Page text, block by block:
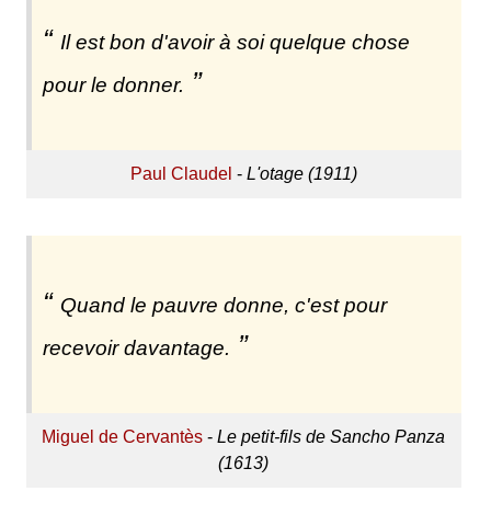
Il est bon d'avoir à soi quelque chose
pour le donner.
Paul Claudel - L'otage (1911)
Quand le pauvre donne, c'est pour
recevoir davantage.
Miguel de Cervantès -Le petit-fils de Sancho Panza
(1613)